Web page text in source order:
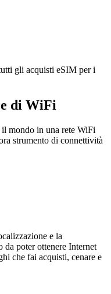
gli acquisti eSIM per i
di WiFi
mondo in una rete WiFi
strumento di connettività
e la
da poter ottenere Internet
che fai acquisti, cenare e